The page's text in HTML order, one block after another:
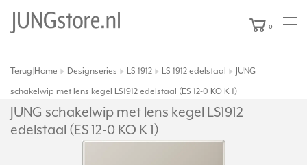
0
Terug Home Designseries LS 1912 LS 1912 edelstaal
JUNG
schakelwip met lens kegel LS1912 edelstaal (ES 12-0 KO K 1)
JUNG schakelwip met lens kegel LS1912
edelstaal (ES 12-0 KO K 1)